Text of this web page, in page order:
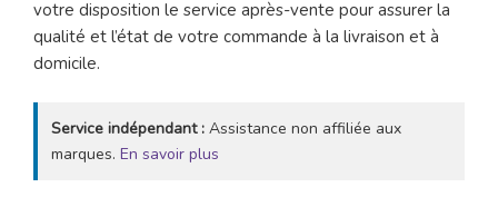
votre disposition le service après-vente pour assurer la
qualité et l’état de votre commande à la livraison et à
domicile.
Service indépendant : Assistance non affiliée aux
marques. En savoir plus